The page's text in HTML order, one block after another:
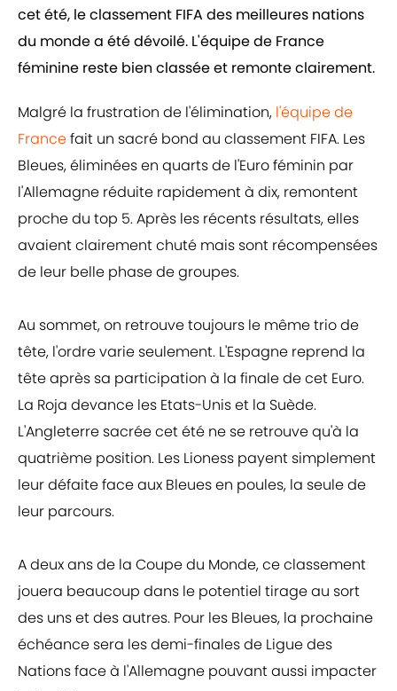
cet été, le classement FIFA des meilleures nations
du monde a été dévoilé. L'équipe de France
féminine reste bien classée et remonte clairement.
Malgré la frustration de l'élimination, l'équipe de
Francefait un sacré bond au classement FIFA. Les
Bleues, éliminées en quarts de l'Euro féminin par
l'Allemagne réduite rapidement à dix, remontent
proche du top 5. Après les récents résultats, elles
avaient clairement chuté mais sont récompensées
de leur belle phase de groupes.
Au sommet, on retrouve toujours le même trio de
tête, l'ordre varie seulement. L'Espagne reprend la
tête après sa participation à la finale de cet Euro.
La Roja devance les Etats-Unis et la Suède.
L'Angleterre sacrée cet été ne se retrouve qu'à la
quatrième position. Les Lioness payent simplement
leur défaite face aux Bleues en poules, la seule de
leur parcours.
A deux ans de la Coupe du Monde, ce classement
jouera beaucoup dans le potentiel tirage au sort
des uns et des autres. Pour les Bleues, la prochaine
échéance sera les demi-finales de Ligue des
Nations face à l'Allemagne pouvant aussi impacter